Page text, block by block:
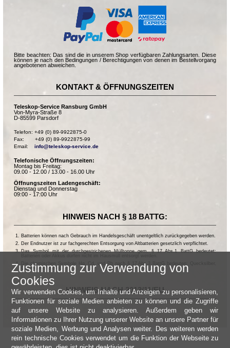
Bitte beachten: Das sind die in unserem Shop verfügbaren Zahlungsarten. Diese
können je nach den Bedingungen / Berechtigungen von denen im Bestellvorgang
angebotenen abweichen.
KONTAKT & ÖFFNUNGSZEITEN
Teleskop-Service Ransburg GmbH
Von-Myra-Straße 8
D-85599 Parsdorf
Telefon: +49 (0) 89-9922875-0
Fax:       +49 (0) 89-9922875-99
Email: info@teleskop-service.de
Telefonische Öffnungszeiten:
Montag bis Freitag:
09.00 - 12.00 / 13.00 - 16.00 Uhr
Öffnungszeiten Ladengeschäft:
Dienstag und Donnerstag
09:00 - 17:00 Uhr
HINWEIS NACH § 18 BATTG:
Batterien können nach Gebrauch im Handelsgeschäft unentgeltlich zurückgegeben werden.
Der Endnutzer ist zur fachgerechten Entsorgung von Altbatterien gesetzlich verpflichtet.
Das Symbol mit der durchgestrichenen Mülltonne gem. § 17 Abs.1 BattG bedeutet:
Die chemischen Symbole Hg, Cd, und Pb nach § 17 Abs.3 BattG bedeuten: Quecksilber,
Cadmium und Blei.
HINWEIS NACH 2013/11/EU
Zustimmung zur Verwendung von
Cookies
Wir verwenden Cookies, um Inhalte und Anzeigen zu personalisieren,
Funktionen für soziale Medien anbieten zu können und die Zugriffe
auf unsere Website zu analysieren. Außerdem geben wir
Informationen zu Ihrer Nutzung unserer Website an unsere Partner für
soziale Medien, Werbung und Analysen weiter. Des weiteren werden
rein technische Cookies verwendet um die Funktion der Webseite zu